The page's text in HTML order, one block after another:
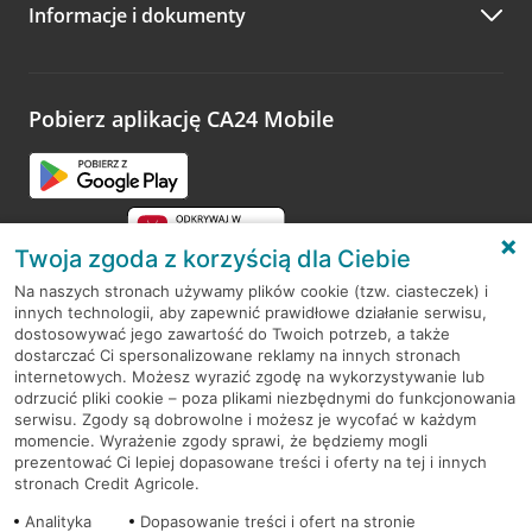
Zachęcamy do podzielenia się z nami opinią o wizycie.
opinie.
Informacje i dokumenty
Pobierz aplikację CA24 Mobile
RODO
Regulamin serwisu
Mapa serwisu
PolitykaCookies
Twoja zgoda z korzyścią dla Ciebie
Na naszych stronach używamy plików cookie (tzw. ciasteczek) i
innych technologii, aby zapewnić prawidłowe działanie serwisu,
dostosowywać jego zawartość do Twoich potrzeb, a także
dostarczać Ci spersonalizowane reklamy na innych stronach
internetowych. Możesz wyrazić zgodę na wykorzystywanie lub
odrzucić pliki cookie – poza plikami niezbędnymi do funkcjonowania
serwisu. Zgody są dobrowolne i możesz je wycofać w każdym
momencie. Wyrażenie zgody sprawi, że będziemy mogli
prezentować Ci lepiej dopasowane treści i oferty na tej i innych
stronach Credit Agricole.
Analityka
Dopasowanie treści i ofert na stronie